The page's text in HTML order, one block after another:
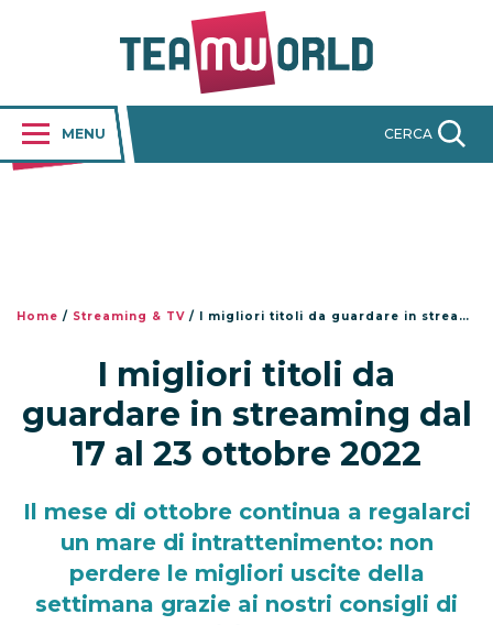
MENU CERCA
Home / Streaming & TV / I migliori titoli da guardare in streaming dal 17 al 23 ottobre 2022
I migliori titoli da
guardare in streaming dal
17 al 23 ottobre 2022
Il mese di ottobre continua a regalarci
un mare di intrattenimento: non
perdere le migliori uscite della
settimana grazie ai nostri consigli di